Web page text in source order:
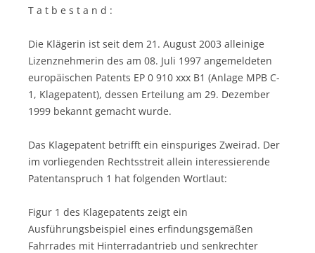
T a t b e s t a n d :
Die Klägerin ist seit dem 21. August 2003 alleinige
Lizenznehmerin des am 08. Juli 1997 angemeldeten
europäischen Patents EP 0 910 xxx B1 (Anlage MPB C-
1, Klagepatent), dessen Erteilung am 29. Dezember
1999 bekannt gemacht wurde.
Das Klagepatent betrifft ein einspuriges Zweirad. Der
im vorliegenden Rechtsstreit allein interessierende
Patentanspruch 1 hat folgenden Wortlaut:
Figur 1 des Klagepatents zeigt ein
Ausführungsbeispiel eines erfindungsgemäßen
Fahrrades mit Hinterradantrieb und senkrechter